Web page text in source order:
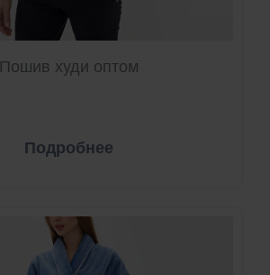
Пошив худи оптом
Подробнее